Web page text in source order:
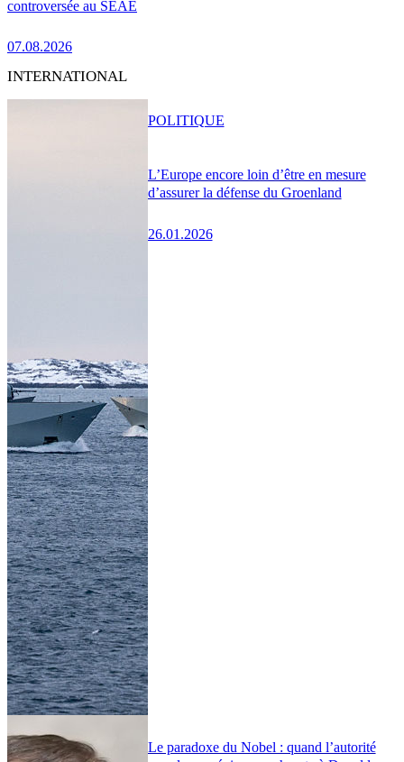
controversée au SEAE
07.08.2026
INTERNATIONAL
L’Europe encore loin d’être en mesure
d’assurer la défense du Groenland
26.01.2026
POLITIQUE
Le paradoxe du Nobel : quand l’autorité